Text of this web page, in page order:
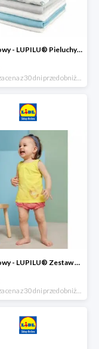
Hit cenowy - LUPILU® Pieluchy tetrowe 80x80 cm, z biobawełny, 5 sztuk
*najniższa cena z 30 dni przed obniżką
Hit cenowy - LUPILU® Zestaw dziecięcy z biobawełny (body + koszulka + spodenki), 1 komplet